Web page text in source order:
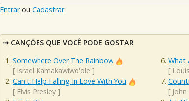
Entrarou Cadastrar
CANÇÕES QUE VOCÊ PODE GOSTAR
Somewhere Over The Rainbow
[ Israel Kamakawiwo'ole ]
Can't Help Falling In Love With You
[ Elvis Presley ]
What
[
[